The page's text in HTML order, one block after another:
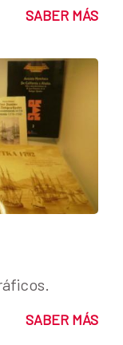
SABER MÁS
SABER MÁS